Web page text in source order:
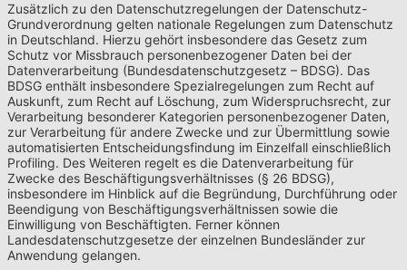
Zusätzlich zu den Datenschutzregelungen der Datenschutz-
Grundverordnung gelten nationale Regelungen zum Datenschutz
in Deutschland. Hierzu gehört insbesondere das Gesetz zum
Schutz vor Missbrauch personenbezogener Daten bei der
Datenverarbeitung (Bundesdatenschutzgesetz – BDSG). Das
BDSG enthält insbesondere Spezialregelungen zum Recht auf
Auskunft, zum Recht auf Löschung, zum Widerspruchsrecht, zur
Verarbeitung besonderer Kategorien personenbezogener Daten,
zur Verarbeitung für andere Zwecke und zur Übermittlung sowie
automatisierten Entscheidungsfindung im Einzelfall einschließlich
Profiling. Des Weiteren regelt es die Datenverarbeitung für
Zwecke des Beschäftigungsverhältnisses (§ 26 BDSG),
insbesondere im Hinblick auf die Begründung, Durchführung oder
Beendigung von Beschäftigungsverhältnissen sowie die
Einwilligung von Beschäftigten. Ferner können
Landesdatenschutzgesetze der einzelnen Bundesländer zur
Anwendung gelangen.